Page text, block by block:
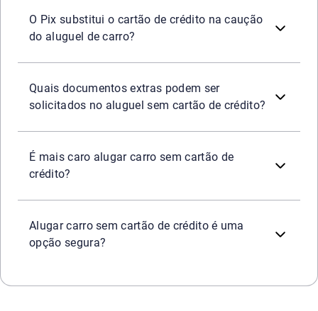
O Pix substitui o cartão de crédito na caução
do aluguel de carro?
Quais documentos extras podem ser
solicitados no aluguel sem cartão de crédito?
É mais caro alugar carro sem cartão de
crédito?
Alugar carro sem cartão de crédito é uma
opção segura?